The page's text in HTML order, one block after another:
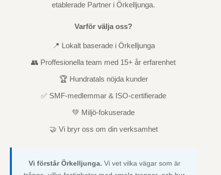
etablerade Partner i Örkelljunga.
Varför välja oss?
📍 Lokalt baserade i Örkelljunga
👥 Proffesionella team med 15+ år erfarenhet
🏆 Hundratals nöjda kunder
✅ SMF-medlemmar & ISO-certifierade
💚 Miljö-fokuserade
🤝 Vi bryr oss om din verksamhet
Vi förstår Örkelljunga. Vi vet vilka vägar som är